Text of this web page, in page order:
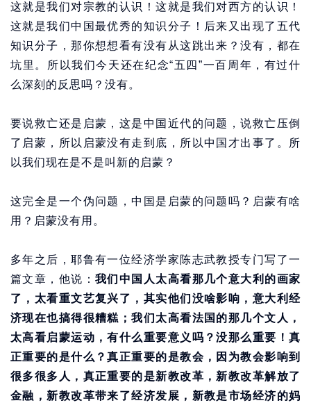
这就是我们对宗教的认识！这就是我们对西方的认识！
这就是我们中国最优秀的知识分子！后来又出现了五代
知识分子，那你想想看有没有从这跳出来？没有，都在
坑里。所以我们今天还在纪念“五四”一百周年，有过什
么深刻的反思吗？没有。
要说救亡还是启蒙，这是中国近代的问题，说救亡压倒
了启蒙，所以启蒙没有走到底，所以中国才出事了。所
以我们现在是不是叫新的启蒙？
这完全是一个伪问题，中国是启蒙的问题吗？启蒙有啥
用？启蒙没有用。
多年之后，耶鲁有一位经济学家陈志武教授专门写了一
篇文章，他说：我们中国人太高看那几个意大利的画家
了，太看重文艺复兴了，其实他们没啥影响，意大利经
济现在也搞得很糟糕；我们太高看法国的那几个文人，
太高看启蒙运动，有什么重要意义吗？没那么重要！真
正重要的是什么？真正重要的是教会，因为教会影响到
很多很多人，真正重要的是新教改革，新教改革解放了
金融，新教改革带来了经济发展，新教是市场经济的妈